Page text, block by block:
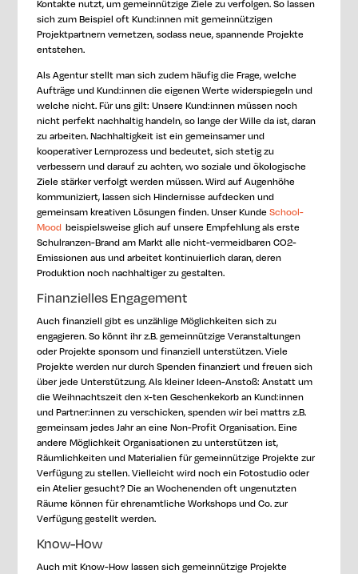
Kontakte nutzt, um gemeinnützige Ziele zu verfolgen. So lassen
sich zum Beispiel oft Kund:innen mit gemeinnützigen
Projektpartnern vernetzen, sodass neue, spannende Projekte
entstehen.
Als Agentur stellt man sich zudem häufig die Frage, welche
Aufträge und Kund:innen die eigenen Werte widerspiegeln und
welche nicht. Für uns gilt: Unsere Kund:innen müssen noch
nicht perfekt nachhaltig handeln, so lange der Wille da ist, daran
zu arbeiten. Nachhaltigkeit ist ein gemeinsamer und
kooperativer Lernprozess und bedeutet, sich stetig zu
verbessern und darauf zu achten, wo soziale und ökologische
Ziele stärker verfolgt werden müssen. Wird auf Augenhöhe
kommuniziert, lassen sich Hindernisse aufdecken und
gemeinsam kreativen Lösungen finden. Unser KundeSchool-
Mood beispielsweise glich auf unsere Empfehlung als erste
Schulranzen-Brand am Markt alle nicht-vermeidbaren CO2-
Emissionen aus und arbeitet kontinuierlich daran, deren
Produktion noch nachhaltiger zu gestalten.
Finanzielles Engagement
Auch finanziell gibt es unzählige Möglichkeiten sich zu
engagieren. So könnt ihr z.B. gemeinnützige Veranstaltungen
oder Projekte sponsorn und finanziell unterstützen. Viele
Projekte werden nur durch Spenden finanziert und freuen sich
über jede Unterstützung. Als kleiner Ideen-Anstoß: Anstatt um
die Weihnachtszeit den x-ten Geschenkekorb an Kund:innen
und Partner:innen zu verschicken, spenden wir bei mattrs z.B.
gemeinsam jedes Jahr an eine Non-Profit Organisation. Eine
andere Möglichkeit Organisationen zu unterstützen ist,
Räumlichkeiten und Materialien für gemeinnützige Projekte zur
Verfügung zu stellen. Vielleicht wird noch ein Fotostudio oder
ein Atelier gesucht? Die an Wochenenden oft ungenutzten
Räume können für ehrenamtliche Workshops und Co. zur
Verfügung gestellt werden.
Know-How
Auch mit Know-How lassen sich gemeinnützige Projekte